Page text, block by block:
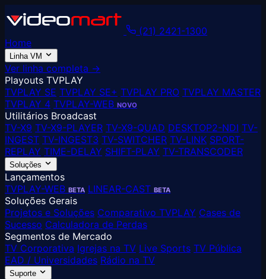
(21) 2421-1300
Home
Linha VM
Ver linha completa →
Playouts TVPLAY
TVPLAY SE TVPLAY SE+ TVPLAY PRO TVPLAY MASTER
TVPLAY 4 TVPLAY-WEB NOVO
Utilitários Broadcast
TV-X9 TV-X9-PLAYER TV-X9-QUAD DESKTOP2-NDI TV-
INGEST TV-INGEST3 TV-SWITCHER TV-LINK SPORT-
REPLAY TIME-DELAY SHIFT-PLAY TV-TRANSCODER
Soluções
Lançamentos
TVPLAY-WEB BETA LINEAR-CAST BETA
Soluções Gerais
Projetos e Soluções Comparativo TVPLAY Cases de
Sucesso Calculadora de Perdas
Segmentos de Mercado
TV Corporativa Igrejas na TV Live Sports TV Pública
EAD / Universidades Rádio na TV
Suporte